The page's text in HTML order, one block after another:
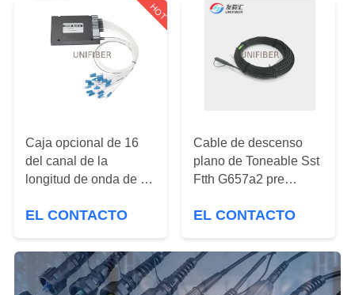
ÉNTRENOS
CONTACTO
NOTICIAS
PIDA
CITA
HOT
Caja opcional de 16
del canal de la
longitud de onda de la
CWDM Mux Demux
EL CONTACTO
Cable de descenso
plano de Toneable Sst
Ftth G657a2 pre
a Sc APC el 100ft
EL CONTACTO